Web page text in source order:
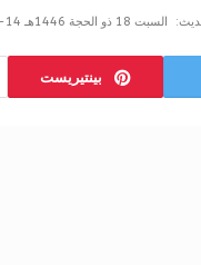
السبت 18 ذو الحجة 1446هـ 14-6-2025م
بينتيريست